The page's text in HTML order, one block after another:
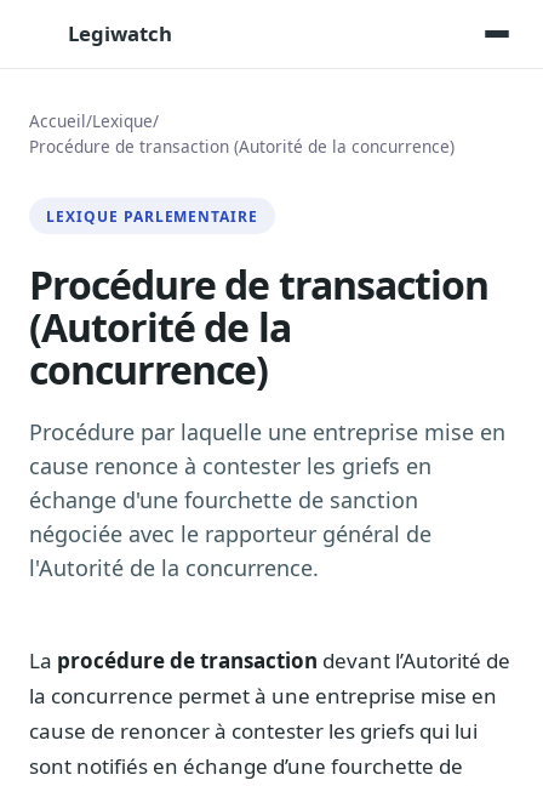
Legiwatch
Toutes les séances AN/Sénat transcrites
Synthèses IA
Résumés automatiques des dossiers longs
Veille des matinales radio
Alertes personnalisées
Exports & livrables
Notes, briefings, tableaux de bord
Registre HATVP
Cartographier l'influence sur un dossier
Accueil/Lexique/
Procédure de transaction (Autorité de la concurrence)
LEXIQUE PARLEMENTAIRE
Procédure de transaction
(Autorité de la
concurrence)
Procédure par laquelle une entreprise mise en
cause renonce à contester les griefs en
échange d'une fourchette de sanction
négociée avec le rapporteur général de
l'Autorité de la concurrence.
La procédure de transaction devant l’Autorité de
la concurrence permet à une entreprise mise en
cause de renoncer à contester les griefs qui lui
sont notifiés en échange d’une fourchette de